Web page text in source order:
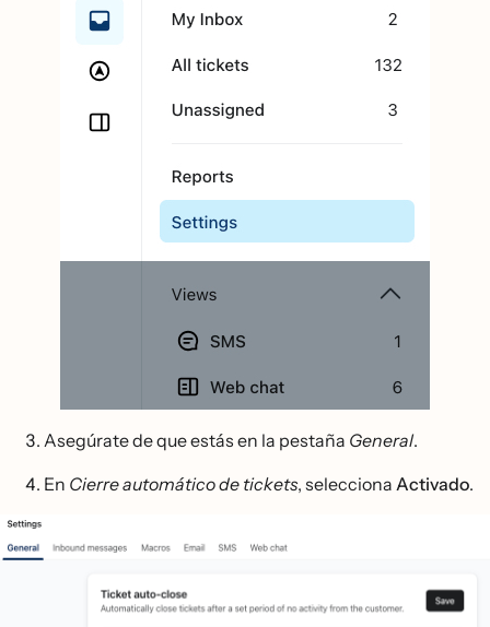
Asegúrate de que estás en la pestaña General.
En Cierre automático de tickets, selecciona Activado.